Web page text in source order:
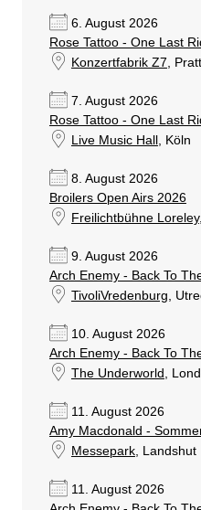
6. August 2026
Rose Tattoo - One Last
Konzertfabrik Z7 ,
7. August 2026
Rose Tattoo - One Last
Live Music Hall, Köln
8. August 2026
Broilers Open Airs 2026
Freilichtbühne Loreley
9. August 2026
Arch Enemy - Back To
TivoliVredenburg ,
10. August 2026
Arch Enemy - Back To
The Underworld ,
11. August 2026
Amy Macdonald -
Messepark, Landshut
11. August 2026